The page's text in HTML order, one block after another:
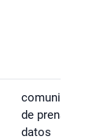
comunicados
de prensa,
datos